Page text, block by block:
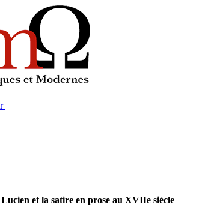
Lucien et la satire en prose au XVIIe siècle